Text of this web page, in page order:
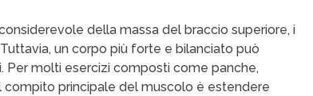
della massa del braccio superiore, i
un corpo più forte e bilanciato può
Per molti esercizi composti come panche,
principale del muscolo è estendere